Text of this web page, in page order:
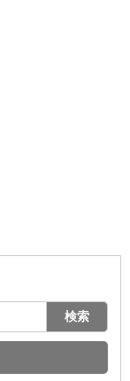
検索